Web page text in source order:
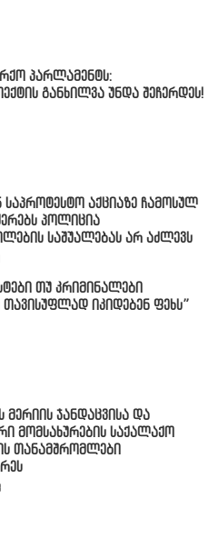
პარლამენტს:
განხილვა უნდა შეჩერდეს!
საპროტესტო აქციაზე ჩამოსულ
პოლიცია
საშუალებას არ აძლევს
თუ კრიმინალები
თავისუფლად იკიდებენ ფეხს”
მერიის ჯანდაცვისა და
მომსახურების საქალაქო
თანამშრომლები